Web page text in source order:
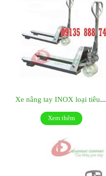
Xe nâng tay INOX loại tiêu chuẩn hiệu Noblefift Model: SPT25M- Càng rộng
Xem thêm